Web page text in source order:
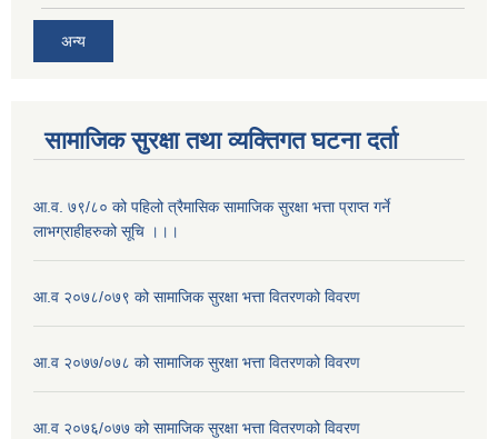
अन्य
सामाजिक सुरक्षा तथा व्यक्तिगत घटना दर्ता
आ.व. ७९/८० को पहिलो त्रैमासिक सामाजिक सुरक्षा भत्ता प्राप्त गर्ने
लाभग्राहीहरुको सूचि ।।।
आ.व २०७८/०७९ को सामाजिक सुरक्षा भत्ता वितरणको विवरण
आ.व २०७७/०७८ को सामाजिक सुरक्षा भत्ता वितरणको विवरण
आ.व २०७६/०७७ को सामाजिक सुरक्षा भत्ता वितरणको विवरण